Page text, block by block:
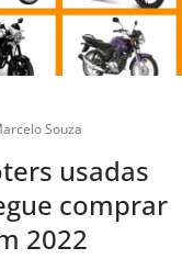
Souza
usadas
comprar
2022